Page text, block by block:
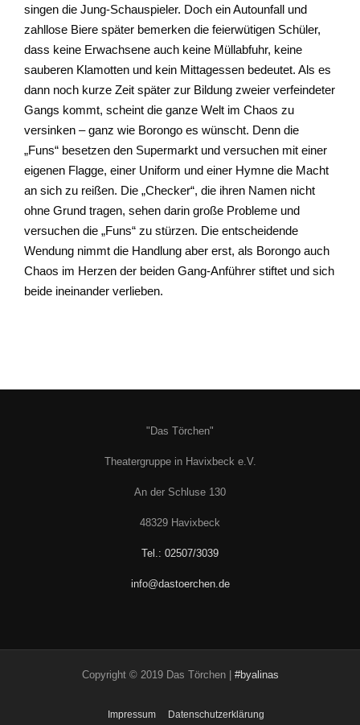
singen die Jung-Schauspieler. Doch ein Autounfall und
zahllose Biere später bemerken die feierwütigen Schüler,
dass keine Erwachsene auch keine Müllabfuhr, keine
sauberen Klamotten und kein Mittagessen bedeutet. Als es
dann noch kurze Zeit später zur Bildung zweier verfeindeter
Gangs kommt, scheint die ganze Welt im Chaos zu
versinken – ganz wie Borongo es wünscht. Denn die
„Funs“ besetzen den Supermarkt und versuchen mit einer
eigenen Flagge, einer Uniform und einer Hymne die Macht
an sich zu reißen. Die „Checker“, die ihren Namen nicht
ohne Grund tragen, sehen darin große Probleme und
versuchen die „Funs“ zu stürzen. Die entscheidende
Wendung nimmt die Handlung aber erst, als Borongo auch
Chaos im Herzen der beiden Gang-Anführer stiftet und sich
beide ineinander verlieben.
"Das Törchen"
Theatergruppe in Havixbeck e.V.
An der Schluse 130
48329 Havixbeck
Tel.: 02507/3039
info@dastoerchen.de
Copyright © 2019 Das Törchen | #byalinas
Impressum Datenschutzerklärung